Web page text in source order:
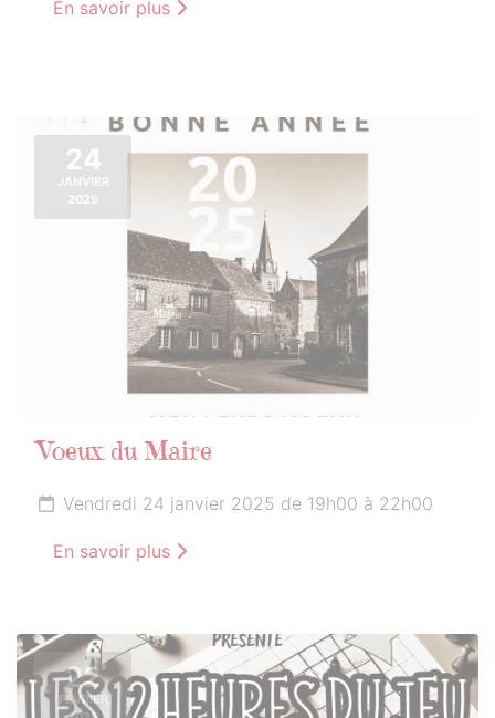
En savoir plus
24
JANVIER
2025
Voeux du Maire
Vendredi 24 janvier 2025 de 19h00 à 22h00
En savoir plus
22
FÉVRIER